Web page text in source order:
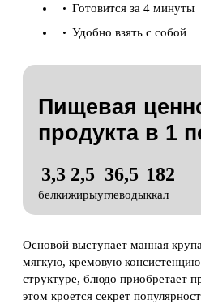
Готовится за 4 минуты
Удобно взять с собой
Пищевая
продукта в 1
3,3
белки
2,5
жиры
36,5
углеводы
182
ккал
Основой выступает манная
мягкую, кремовую
структуре, блюдо приобретает
этом кроется секрет